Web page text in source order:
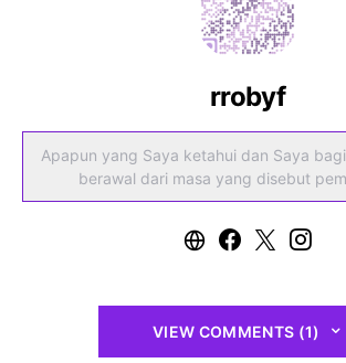
rrobyf
Apapun yang Saya ketahui dan Saya
berawal dari masa yang disebut
VIEW COMMENTS (1)